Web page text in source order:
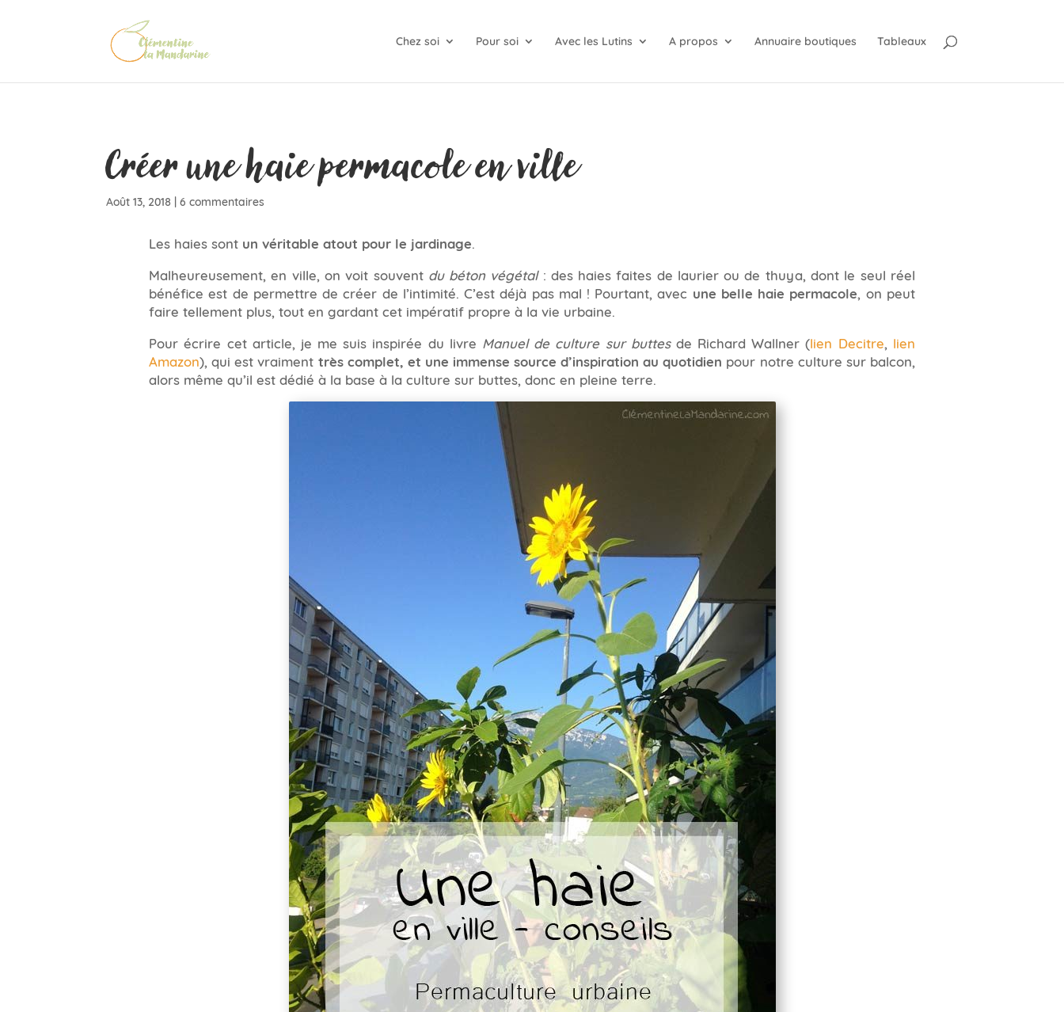
Chez soi Pour soi Avec les Lutins A propos Annuaire boutiques Tableaux
Créer une haie permacole en ville
Août 13, 2018 |6 commentaires
Les haies sont un véritable atout pour le jardinage.
Malheureusement, en ville, on voit souvent du béton végétal: des haies faites de laurier ou de thuya, dont le seul réel
bénéfice est de permettre de créer de l’intimité. C’est déjà pas mal ! Pourtant, avec une belle haie permacole, on peut
faire tellement plus, tout en gardant cet impératif propre à la vie urbaine.
Pour écrire cet article, je me suis inspirée du livre Manuel de culture sur buttesde Richard Wallner (lien Decitre lien
Amazon), qui est vraiment très complet, et une immense source d’inspiration au quotidien pour notre culture sur balcon,
alors même qu’il est dédié à la base à la culture sur buttes, donc en pleine terre.